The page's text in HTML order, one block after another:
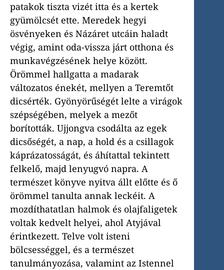
patakok tiszta vizét itta és a kertek
gyümölcsét ette. Meredek hegyi
ösvényeken és Názáret utcáin haladt
végig, amint oda-vissza járt otthona és
munkavégzésének helye között.
Örömmel hallgatta a madarak
változatos énekét, mellyen a Teremtőt
dicsérték. Gyönyörűségét lelte a virágok
szépségében, melyek a mezőt
borították. Ujjongva csodálta az egek
dicsőségét, a nap, a hold és a csillagok
káprázatosságát, és áhítattal tekintett
felkelő, majd lenyugvó napra. A
természet könyve nyitva állt előtte és ő
örömmel tanulta annak leckéit. A
mozdíthatatlan halmok és olajfaligetek
voltak kedvelt helyei, ahol Atyjával
érintkezett. Telve volt isteni
bölcsességgel, és a természet
tanulmányozása, valamint az Istennel